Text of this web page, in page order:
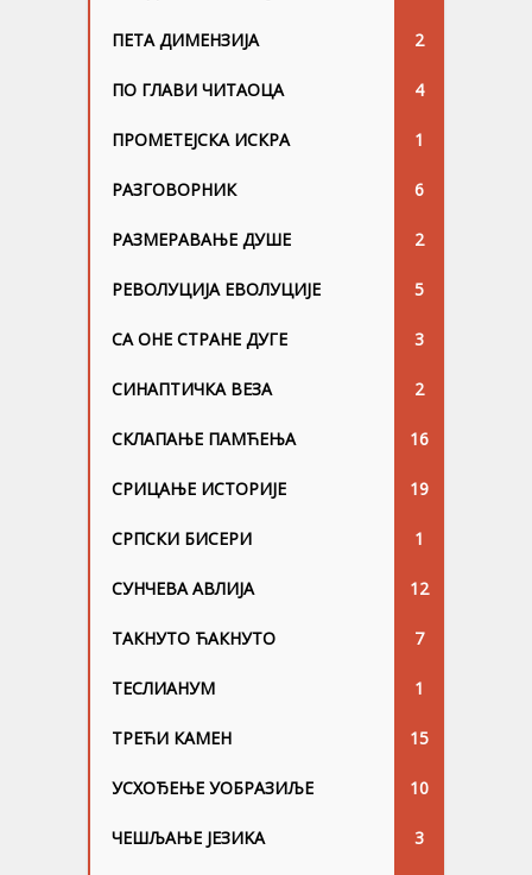
ПЕТА ДИМЕНЗИЈА 2
ПО ГЛАВИ ЧИТАОЦА 4
ПРОМЕТЕЈСКА ИСКРА 1
РАЗГОВОРНИК 6
РАЗМЕРАВАЊЕ ДУШЕ 2
РЕВОЛУЦИЈА ЕВОЛУЦИЈЕ 5
СА ОНЕ СТРАНЕ ДУГЕ 3
СИНАПТИЧКА ВЕЗА 2
СКЛАПАЊЕ ПАМЋЕЊА 16
СРИЦАЊЕ ИСТОРИЈЕ 19
СРПСКИ БИСЕРИ 1
СУНЧЕВА АВЛИЈА 12
ТАКНУТО ЋАКНУТО 7
ТЕСЛИАНУМ 1
ТРЕЋИ КАМЕН 15
УСХОЂЕЊЕ УОБРАЗИЉЕ 10
ЧЕШЉАЊЕ ЈЕЗИKА 3